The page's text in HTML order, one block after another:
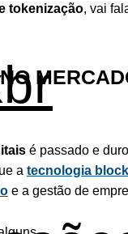
tokenização, vai
é passado e
a tecnologia
e a gestão de